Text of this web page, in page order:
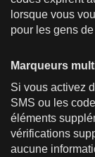
lorsque vous
pour les gens
Marqueurs
Si vous activez
SMS ou les
éléments
vérifications
aucune